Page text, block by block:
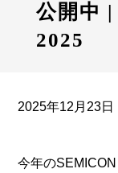
公開中
2025
2025年12月23日
今年の